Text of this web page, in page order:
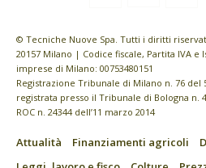
© Tecniche Nuove Spa. Tutti i diritti
20157 Milano | Codice fiscale, Partita IVA e
imprese di Milano: 00753480151
Registrazione Tribunale di Milano n. 76 del
registrata presso il Tribunale di Bologna n.
ROC n. 24344 dell’11 marzo 2014
Attualità Finanziamenti agricoli